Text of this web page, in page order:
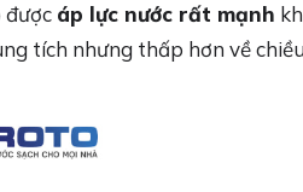
được áp lực nước rất mạnh
tích nhưng thấp hơn về